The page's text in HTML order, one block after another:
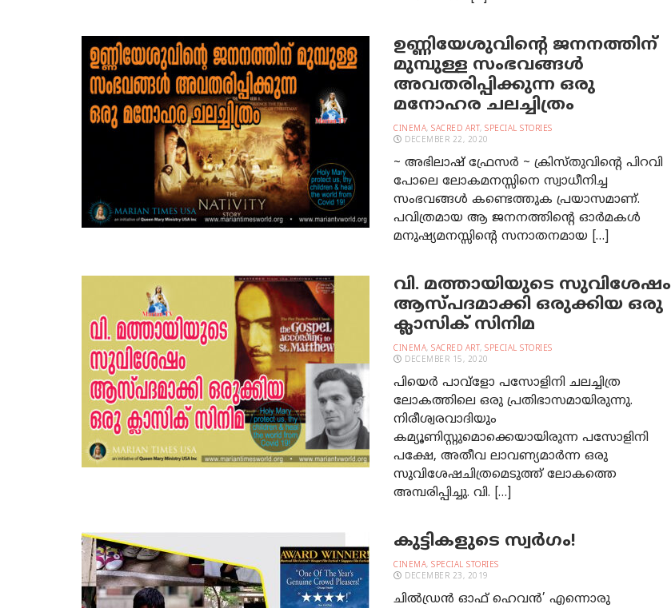
ഉണ്ണിയേശുവിന്റെ ജനനത്തിന്
മുമ്പുള്ള സംഭവങ്ങള്‍
അവതരിപ്പിക്കുന്ന ഒരു
മനോഹര ചലച്ചിത്രം
CINEMA, SACRED ART, SPECIAL STORIES
DECEMBER 22, 2020
~ അഭിലാഷ് ഫ്രേസര്‍ ~ ക്രിസ്തുവിന്റെ പിറവി
പോലെ ലോകമനസ്സിനെ സ്വാധീനിച്ച
സംഭവങ്ങള്‍ കണ്ടെത്തുക പ്രയാസമാണ്.
പവിത്രമായ ആ ജനനത്തിന്റെ ഓര്‍മകള്‍
മനുഷ്യമനസ്സിന്റെ സനാതനമായ […]
വി. മത്തായിയുടെ സുവിശേഷം
ആസ്പദമാക്കി ഒരുക്കിയ ഒരു
ക്ലാസിക് സിനിമ
CINEMA, SACRED ART, SPECIAL STORIES
DECEMBER 15, 2020
പിയെര്‍ പാവ്‌ളോ പസോളിനി ചലച്ചിത്ര
ലോകത്തിലെ ഒരു പ്രതിഭാസമായിരുന്നു.
നിരീശ്വരവാദിയും
കമ്യൂണിസ്റ്റുമൊക്കെയായിരുന്ന പസോളിനി
പക്ഷേ, അതീവ ലാവണ്യമാര്‍ന്ന ഒരു
സുവിശേഷചിത്രമെടുത്ത് ലോകത്തെ
അമ്പരിപ്പിച്ചു. വി. […]
കുട്ടികളുടെ സ്വര്‍ഗം!
CINEMA, SPECIAL STORIES
DECEMBER 23, 2019
ചില്‍ഡ്രന്‍ ഓഫ് ഹെവന്‍’ എന്നൊരു